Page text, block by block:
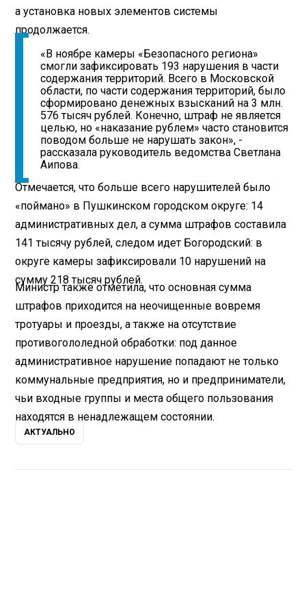
а установка новых элементов системы
продолжается.
«В ноябре камеры «Безопасного региона»
смогли зафиксировать 193 нарушения в части
содержания территорий. Всего в Московской
области, по части содержания территорий, было
сформировано денежных взысканий на 3 млн.
576 тысяч рублей. Конечно, штраф не является
целью, но «наказание рублем» часто становится
поводом больше не нарушать закон», -
рассказала руководитель ведомства Светлана
Аипова.
Отмечается, что больше всего нарушителей было
«поймано» в Пушкинском городском округе: 14
административных дел, а сумма штрафов составила
141 тысячу рублей, следом идет Богородский: в
округе камеры зафиксировали 10 нарушений на
сумму 218 тысяч рублей.
Министр также отметила, что основная сумма
штрафов приходится на неочищенные вовремя
тротуары и проезды, а также на отсутствие
противогололедной обработки: под данное
административное нарушение попадают не только
коммунальные предприятия, но и предприниматели,
чьи входные группы и места общего пользования
находятся в ненадлежащем состоянии.
АКТУАЛЬНО